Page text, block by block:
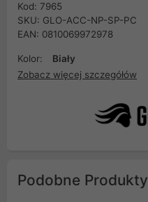
Kod: 7965
SKU: GLO-ACC-NP-SP-PC
EAN: 0810069972978
Kolor:
Biały
Zobacz więcej szczegółów
Podobne Produkty